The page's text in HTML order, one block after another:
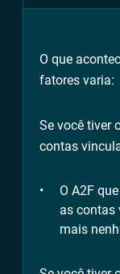
O que
fatores varia:
Se você tiver
contas
O A2F
as contas
mais